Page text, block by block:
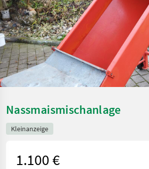
Nassmaismischanlage
Kleinanzeige
1.100 €